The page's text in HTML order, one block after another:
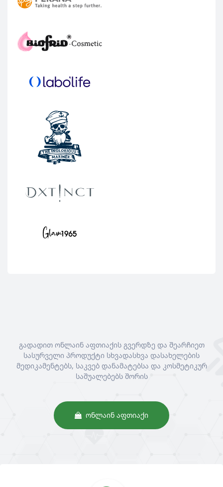
გადადით ონლაინ აფთიაქის გვერდზე და შეარჩიეთ
სასურველი პროდუქტი სხვადასხვა დასახელების
მედიკამენტებს, საკვებ დანამატებსა და კოსმეტიკურ
საშუალებებს შორის
ᲝᲜᲚᲐᲘᲜ ᲐᲤᲗᲘᲐᲥᲘ